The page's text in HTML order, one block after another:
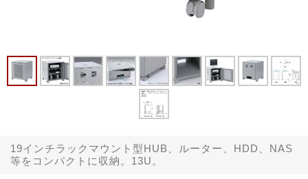
19インチラックマウント型HUB、ルーター、HDD、NAS
等をコンパクトに収納。13U。